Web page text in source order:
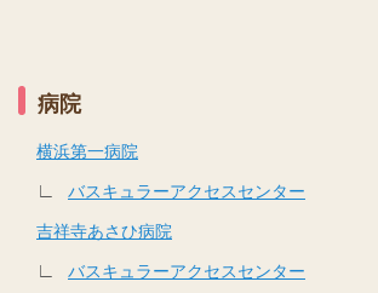
病院
横浜第一病院
∟ バスキュラーアクセスセンター
吉祥寺あさひ病院
∟ バスキュラーアクセスセンター